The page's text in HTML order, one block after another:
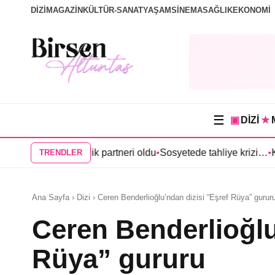
DİZİ MAGAZİN KÜLTÜR-SANATYAŞAMSİNEMASAĞLIKEKONOMİ
☰ ▣ DİZİ ★
TRENDLER
Anıl Çelik partneri oldu•Sosyetede tahliye krizi…•Kerem
Ana Sayfa › Dizi › Ceren Benderlioğlu’ndan dizisi “Eşref Rüya”
Ceren
Rüya” gururu